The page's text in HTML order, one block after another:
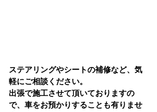
ステアリングやシートの補修など、気
軽にご相談ください。
出張で施工させて頂いておりますの
で、車をお預かりすることも有りませ